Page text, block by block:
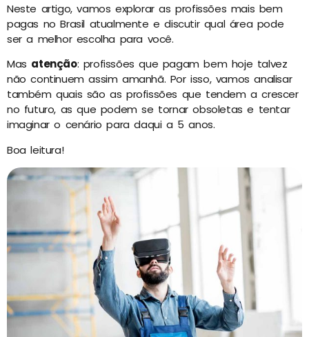
Neste artigo, vamos explorar as profissões mais bem
pagas no Brasil atualmente e discutir qual área pode
ser a melhor escolha para você.
Mas atenção: profissões que pagam bem hoje talvez
não continuem assim amanhã. Por isso, vamos analisar
também quais são as profissões que tendem a crescer
no futuro, as que podem se tornar obsoletas e tentar
imaginar o cenário para daqui a 5 anos.
Boa leitura!